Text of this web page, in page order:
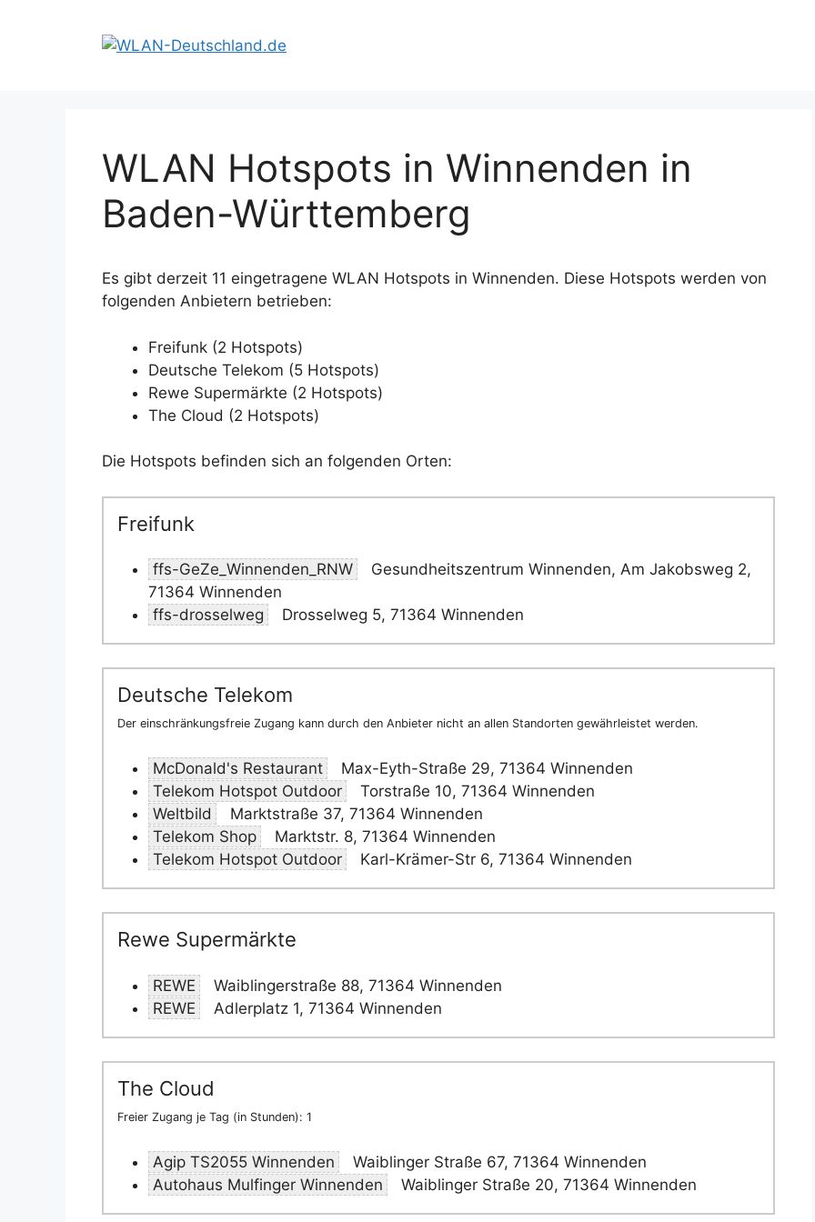
WLAN Hotspots in Winnenden in
Baden-Württemberg
Es gibt derzeit 11 eingetragene WLAN Hotspots in Winnenden. Diese Hotspots werden von
folgenden Anbietern betrieben:
Freifunk (2 Hotspots)
Deutsche Telekom (5 Hotspots)
Rewe Supermärkte (2 Hotspots)
The Cloud (2 Hotspots)
Die Hotspots befinden sich an folgenden Orten:
Freifunk
ffs-GeZe_Winnenden_RNW
Gesundheitszentrum Winnenden, Am Jakobsweg 2,
71364 Winnenden
ffs-drosselweg
Drosselweg 5, 71364 Winnenden
Deutsche Telekom
Der einschränkungsfreie Zugang kann durch den Anbieter nicht an allen Standorten gewährleistet werden.
McDonald's Restaurant
Max-Eyth-Straße 29, 71364 Winnenden
Telekom Hotspot Outdoor
Torstraße 10, 71364 Winnenden
Weltbild
Marktstraße 37, 71364 Winnenden
Telekom Shop
Marktstr. 8, 71364 Winnenden
Telekom Hotspot Outdoor
Karl-Krämer-Str 6, 71364 Winnenden
Rewe Supermärkte
REWE
Waiblingerstraße 88, 71364 Winnenden
REWE
Adlerplatz 1, 71364 Winnenden
The Cloud
Freier Zugang je Tag (in Stunden): 1
Agip TS2055 Winnenden
Waiblinger Straße 67, 71364 Winnenden
Autohaus Mulfinger Winnenden
Waiblinger Straße 20, 71364 Winnenden